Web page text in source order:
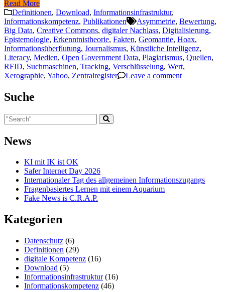
Read More
Definitionen, Download, Informationsinfrastruktur,
Informationskompetenz, Publikationen Asymmetrie, Bewertung,
Big Data, Creative Commons, digitaler Nachlass, Digitalisierung,
Epistemologie, Erkenntnistheorie, Fakten, Geomantie, Hoax,
Informationsüberflutung, Journalismus, Künstliche Intelligenz,
Literacy, Medien, Open Government Data, Plagiarismus, Quellen,
RFID, Suchmaschinen, Tracking, Verschlüsselung, Wert,
Xerographie, Yahoo, Zentralregister Leave a comment
Suche
News
KI mit IK ist OK
Safer Internet Day 2026
Internationaler Tag des allgemeinen Informationszugangs
Fragenbasiertes Lernen mit einem Aquarium
Fake News is C.R.A.P.
Kategorien
Datenschutz (6)
Definitionen (29)
digitale Kompetenz (16)
Download (5)
Informationsinfrastruktur(16)
Informationskompetenz (46)